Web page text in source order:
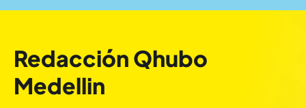
Redacción Qhubo
Medellin